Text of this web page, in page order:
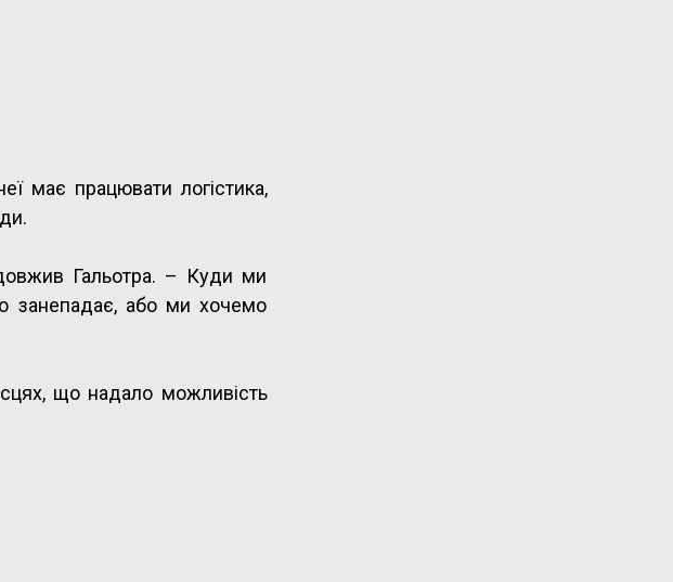
має працювати логістика,
Гальотра. – Куди ми
занепадає, або ми хочемо
що надало можливість